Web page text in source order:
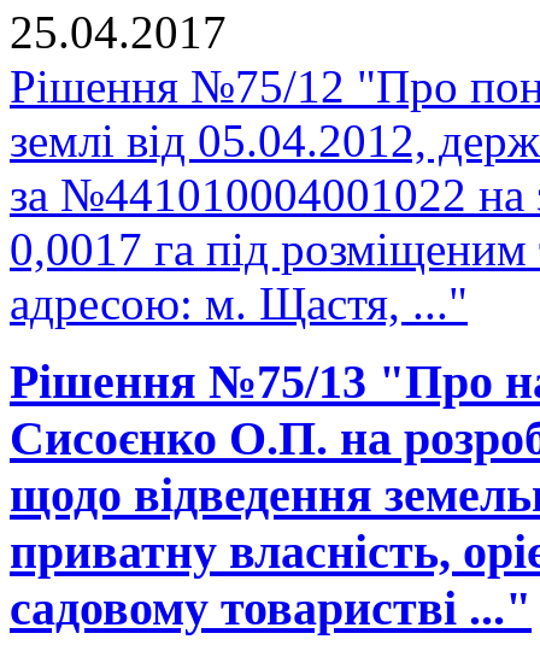
25.04.2017
Рішення №75/12 "Про
землі від 05.04.2012,
за №441010004001022 на
0,0017 га під
адресою: м. Щастя, ..."
Рішення №75/13 "Про
Сисоєнко О.П. на
щодо відведення
приватну власність,
садовому товаристві ..."